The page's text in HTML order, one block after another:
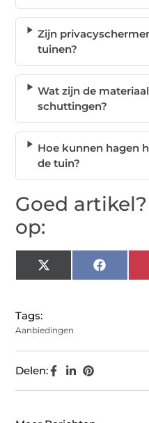
Zijn
tuinen?
Wat zijn de
schuttingen?
Hoe kunnen hagen
de tuin?
Goed
op:
X
(Twitter)
Tags:
Aanbiedingen
Delen: